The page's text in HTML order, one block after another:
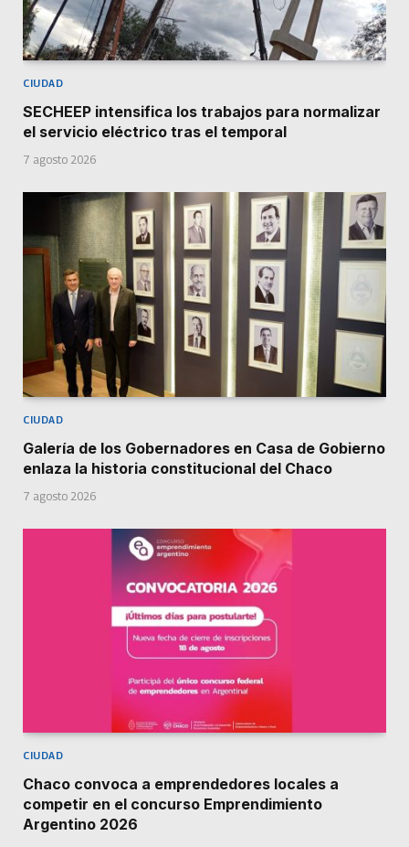
CIUDAD
SECHEEP intensifica los trabajos para normalizar
el servicio eléctrico tras el temporal
7 agosto 2026
CIUDAD
Galería de los Gobernadores en Casa de Gobierno
enlaza la historia constitucional del Chaco
7 agosto 2026
CIUDAD
Chaco convoca a emprendedores locales a
competir en el concurso Emprendimiento
Argentino 2026